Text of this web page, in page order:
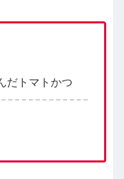
だトマトかつ